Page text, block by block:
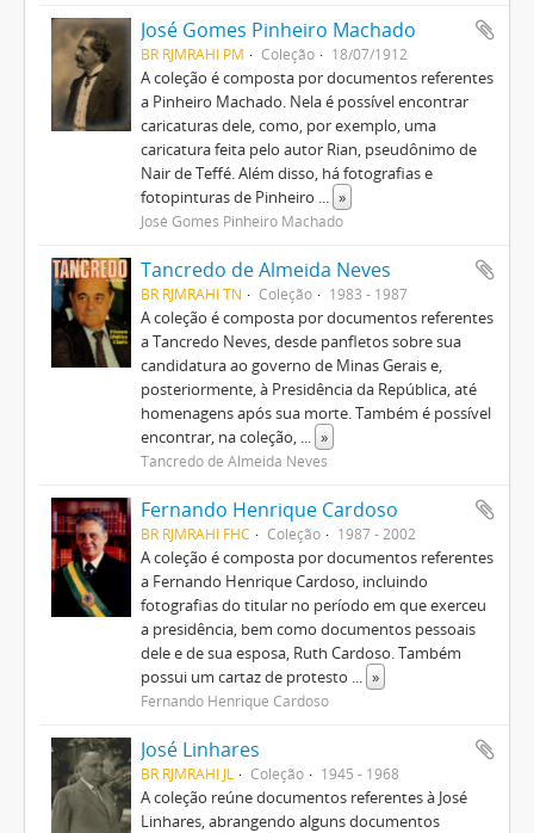
José Gomes Pinheiro Machado
BR RJMRAHI PM Coleção 18/07/1912
A coleção é composta por documentos referentes
a Pinheiro Machado. Nela é possível encontrar
caricaturas dele, como, por exemplo, uma
caricatura feita pelo autor Rian, pseudônimo de
Nair de Teffé. Além disso, há fotografias e
fotopinturas de Pinheiro ... »
José Gomes Pinheiro Machado
Tancredo de Almeida Neves
BR RJMRAHI TN Coleção 1983 - 1987
A coleção é composta por documentos referentes
a Tancredo Neves, desde panfletos sobre sua
candidatura ao governo de Minas Gerais e,
posteriormente, à Presidência da República, até
homenagens após sua morte. Também é possível
encontrar, na coleção, ... »
Tancredo de Almeida Neves
Fernando Henrique Cardoso
BR RJMRAHI FHC Coleção 1987 - 2002
A coleção é composta por documentos referentes
a Fernando Henrique Cardoso, incluindo
fotografias do titular no período em que exerceu
a presidência, bem como documentos pessoais
dele e de sua esposa, Ruth Cardoso. Também
possui um cartaz de protesto ... »
Fernando Henrique Cardoso
José Linhares
BR RJMRAHI JL Coleção 1945 - 1968
A coleção reúne documentos referentes à José
Linhares, abrangendo alguns documentos